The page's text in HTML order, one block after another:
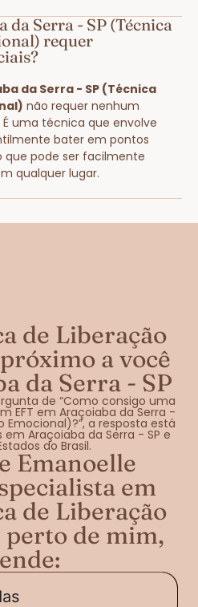
da Serra - SP (Técnica
requer
da Serra - SP (Técnica
não requer nenhum
uma técnica que envolve
bater em pontos
que pode ser facilmente
qualquer lugar.
de Liberação
a você
da Serra - SP
de “Como consigo uma
EFT em Araçoiaba da Serra -
Emocional)?”, a resposta está
Araçoiaba da Serra - SP e
do Brasil.
Emanoelle
em
de Liberação
de mim,